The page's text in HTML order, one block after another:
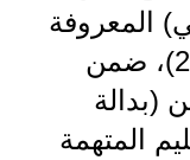
المعروفة
بـ(نتالي) وهي من تولد (2002)، ضمن
(بدالة
المتهمة